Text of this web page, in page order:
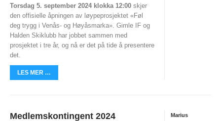
ENGLISH
Torsdag 5. september 2024 klokka 12:00 skjer
den offisielle åpningen av løypeprosjektet «Føl
deg trygg i Venås- og Høyåsmarka». Gimle IF og
Halden Skiklubb har jobbet sammen med
prosjektet i tre år, og nå er det på tide å presentere
det.
LES MER …
Medlemskontingent 2024
Marius